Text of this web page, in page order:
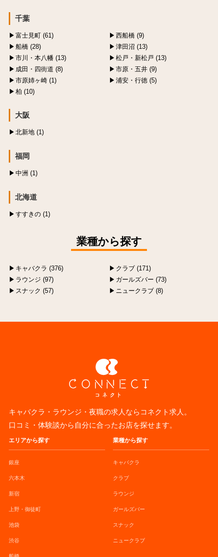
千葉
富士見町 (61)
西船橋 (9)
船橋 (28)
津田沼 (13)
市川・本八幡 (13)
松戸・新松戸 (13)
成田・四街道 (8)
市原・五井 (9)
市原姉ヶ崎 (1)
浦安・行徳 (5)
柏 (10)
大阪
北新地 (1)
福岡
中洲 (1)
北海道
すすきの (1)
業種から探す
キャバクラ (376)
クラブ (171)
ラウンジ (97)
ガールズバー (73)
スナック (57)
ニュークラブ (8)
キャバクラ・ラウンジ・夜職の求人ならコネクト求人。
口コミ・体験談から自分に合ったお店を探せます。
エリアから探す
銀座
六本木
新宿
上野・御徒町
池袋
渋谷
業種から探す
キャバクラ
クラブ
ラウンジ
ガールズバー
スナック
ニュークラブ